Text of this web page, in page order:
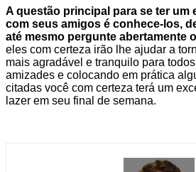
A questão principal para se ter um
com seus amigos é conhece-los,
até mesmo pergunte abertamente
eles com certeza irão lhe ajudar a
mais agradável e tranquilo para
amizades e colocando em prática
citadas você com certeza terá um
lazer em seu final de semana.